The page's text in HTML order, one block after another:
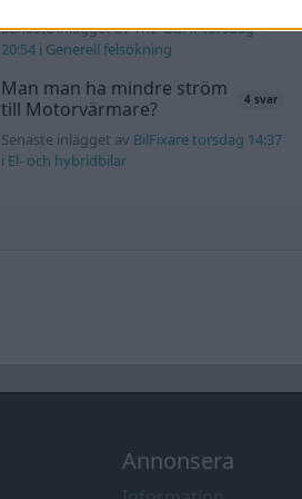
Senaste inlägget avThe-GOAT torsdag
20:54 i Generell felsökning
Man man ha mindre ström
till Motorvärmare?
4 svar
Senaste inlägget av BilFixare torsdag 14:37
i El- och hybridbilar
Annonsera